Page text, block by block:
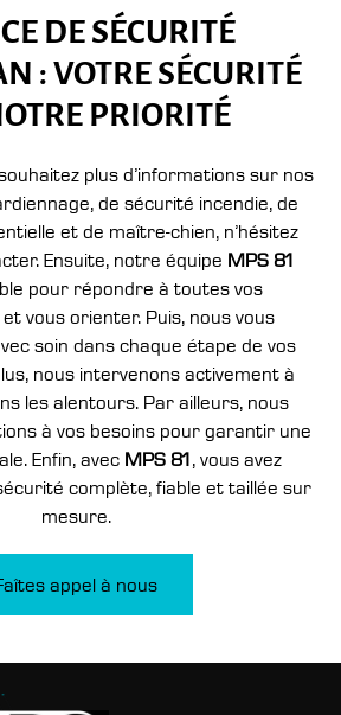
DE SÉCURITÉ
: VOTRE SÉCURITÉ
PRIORITÉ
plus d’informations sur nos
de sécurité incendie, de
et de maître-chien, n’hésitez
Ensuite, notre équipe MPS 81
pour répondre à toutes vos
vous orienter. Puis, nous vous
soin dans chaque étape de vos
nous intervenons activement à
les alentours. Par ailleurs, nous
à vos besoins pour garantir une
Enfin, avec MPS 81, vous avez
complète, fiable et taillée sur
mesure.
appel à nous